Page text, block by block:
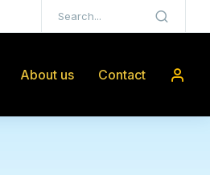
About us Contact